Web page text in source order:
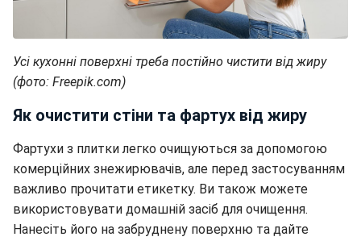
Усі кухонні поверхні треба постійно чистити від жиру
(фото: Freepik.com)
Як очистити стіни та фартух від жиру
Фартухи з плитки легко очищуються за допомогою
комерційних знежирювачів, але перед застосуванням
важливо прочитати етикетку. Ви також можете
використовувати домашній засіб для очищення.
Нанесіть його на забруднену поверхню та дайте